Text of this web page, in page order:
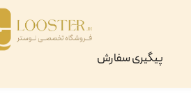
پیگیری سفارش